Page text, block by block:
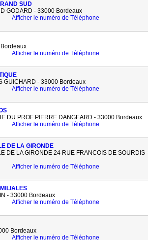
SUD
GODARD - 33000 Bordeaux
Afficher le numéro de Téléphone
Afficher le numéro de Téléphone
GUICHARD - 33000 Bordeaux
Afficher le numéro de Téléphone
DU PROF PIERRE DANGEARD - 33000 Bordeaux
Afficher le numéro de Téléphone
DE LA GIRONDE
DE LA GIRONDE 24 RUE FRANCOIS DE SOURDIS -
Afficher le numéro de Téléphone
- 33000 Bordeaux
Afficher le numéro de Téléphone
Bordeaux
Afficher le numéro de Téléphone